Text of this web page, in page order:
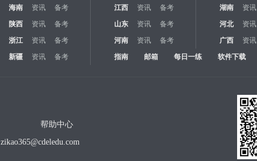
海南 资讯 备考 江西 资讯 备考 湖南 资讯
陕西 资讯 备考 山东 资讯 备考 河北 资讯
浙江 资讯 备考 河南 资讯 备考 广西 资讯
新疆 资讯 备考 指南 邮箱 每日一练 软件下载
帮助中心
zikao365@cdeledu.com